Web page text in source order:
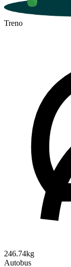
Treno
246.74kg
Autobus